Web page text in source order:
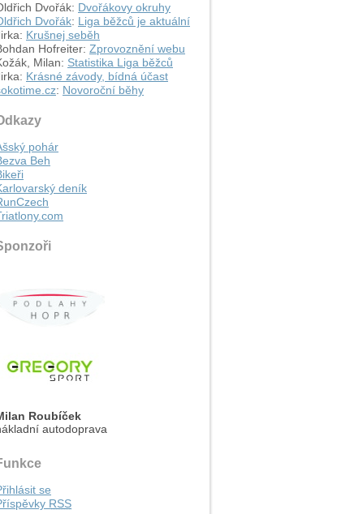
Dvořák: Dvořákovy okruhy
Dvořák: Liga běžců je aktuální
: Krušnej seběh
Hofreiter: Zprovoznění webu
Milan: Statistika Liga běžců
: Krásné závody, bídná účast
: Novoroční běhy
pohár
Beh
deník
Roubíček
autodoprava
se
RSS